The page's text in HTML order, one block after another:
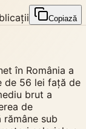
Copiază
în România a
de 56 lei față de
brut a
de
sub